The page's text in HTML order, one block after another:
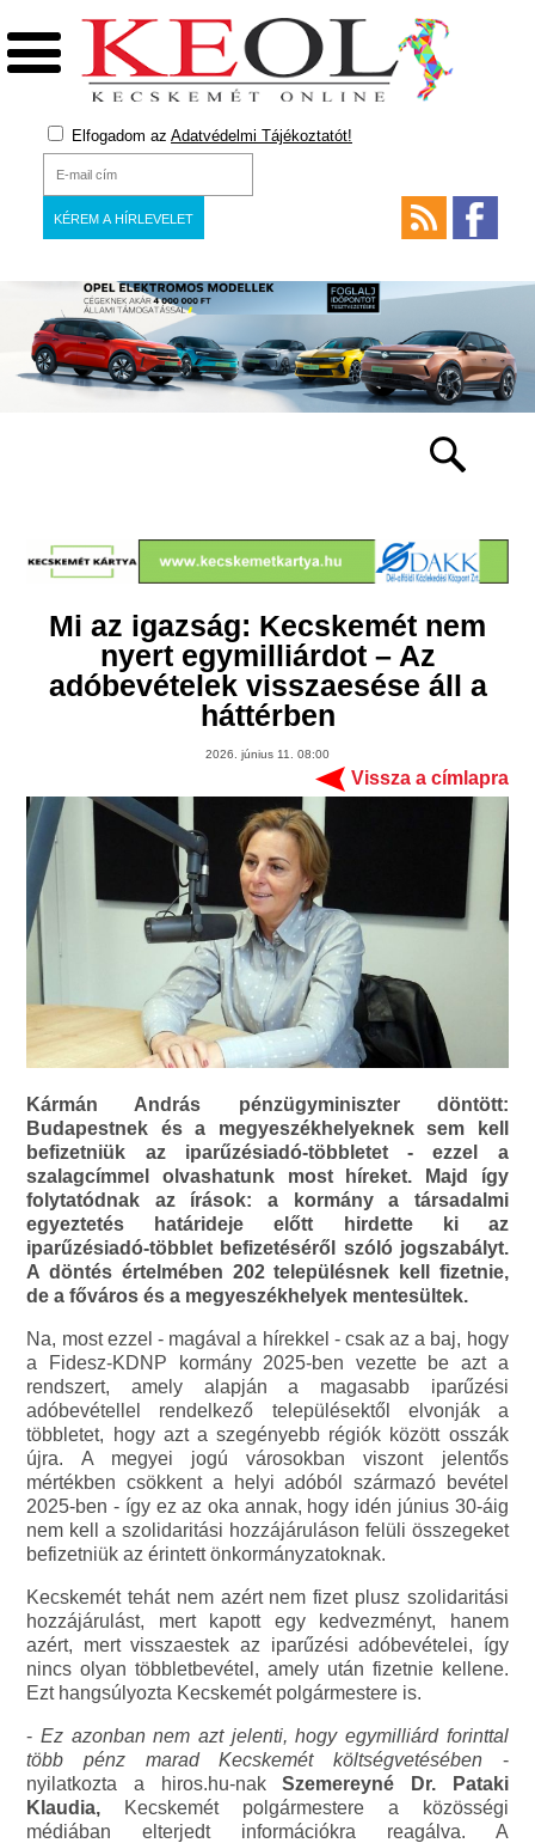
Elfogadom az Adatvédelmi Tájékoztatót!
Mi az igazság: Kecskemét nem
nyert egymilliárdot – Az
adóbevételek visszaesése áll a
háttérben
2026. június 11. 08:00
Vissza a címlapra
Kármán András pénzügyminiszter döntött:
Budapestnek és a megyeszékhelyeknek sem kell
befizetniük az iparűzésiadó-többletet - ezzel a
szalagcímmel olvashatunk most híreket. Majd így
folytatódnak az írások: a kormány a társadalmi
egyeztetés határideje előtt hirdette ki az
iparűzésiadó-többlet befizetéséről szóló jogszabályt.
A döntés értelmében 202 településnek kell fizetnie,
de a főváros és a megyeszékhelyek mentesültek.
Na, most ezzel - magával a hírekkel - csak az a baj, hogy
a Fidesz-KDNP kormány 2025-ben vezette be azt a
rendszert, amely alapján a magasabb iparűzési
adóbevétellel rendelkező településektől elvonják a
többletet, hogy azt a szegényebb régiók között osszák
újra. A megyei jogú városokban viszont jelentős
mértékben csökkent a helyi adóból származó bevétel
2025-ben - így ez az oka annak, hogy idén június 30-áig
nem kell a szolidaritási hozzájáruláson felüli összegeket
befizetniük az érintett önkormányzatoknak.
Kecskemét tehát nem azért nem fizet plusz szolidaritási
hozzájárulást, mert kapott egy kedvezményt, hanem
azért, mert visszaestek az iparűzési adóbevételei, így
nincs olyan többletbevétel, amely után fizetnie kellene.
Ezt hangsúlyozta Kecskemét polgármestere is.
-Ez azonban nem azt jelenti, hogy egymilliárd forinttal
több pénz marad Kecskemét költségvetésében-
nyilatkozta a hiros.hu-nakSzemereyné Dr. Pataki
Klaudia, Kecskemét polgármestere a közösségi
médiában elterjedt információkra reagálva. A